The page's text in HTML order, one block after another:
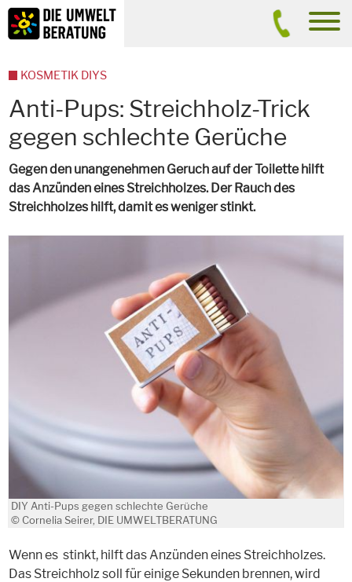
Inhalt
Suche
Anti-Pups: Streichholz-Trick
gegen schlechte Gerüche
Gegen den unangenehmen Geruch auf der Toilette hilft
das Anzünden eines Streichholzes. Der Rauch des
Streichholzes hilft, damit es weniger stinkt.
DIY Anti-Pups gegen schlechte Gerüche
© Cornelia Seirer, DIE UMWELTBERATUNG
Wenn es stinkt, hilft das Anzünden eines Streichholzes.
Das Streichholz soll für einige Sekunden brennen, wird
KOSMETIK DIYS